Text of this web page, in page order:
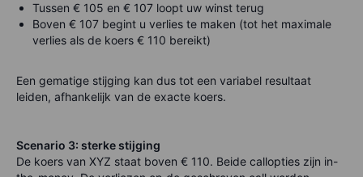
Tussen € 105 en € 107 loopt uw winst terug
Boven € 107 begint u verlies te maken (tot het maximale
verlies als de koers € 110 bereikt)
Een gematige stijging kan dus tot een variabel resultaat
leiden, afhankelijk van de exacte koers.
Scenario 3: sterke stijging
De koers van XYZ staat boven € 110. Beide callopties zijn in-